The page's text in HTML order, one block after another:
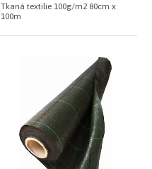
Tkaná textilie 100g/m2 80cm x
100m